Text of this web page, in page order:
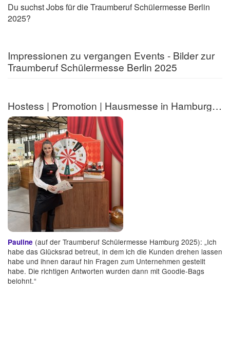
Du suchst Jobs für die Traumberuf Schülermesse Berlin
2025?
Impressionen zu vergangen Events - Bilder zur
Traumberuf Schülermesse Berlin 2025
Hostess | Promotion | Hausmesse in Hamburg | Cruise Center (m/w/d) 2.2
Pauline (auf der Traumberuf Schülermesse Hamburg 2025): „Ich
habe das Glücksrad betreut, in dem ich die Kunden drehen lassen
habe und ihnen darauf hin Fragen zum Unternehmen gestellt
habe. Die richtigen Antworten wurden dann mit Goodie-Bags
belohnt.“